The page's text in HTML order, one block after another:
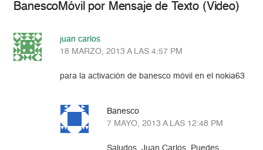
BanescoMóvil por Mensaje de Texto (Video)
juan carlos
18 MARZO, 2013 A LAS 4:57 PM
para la activación de banesco móvil en el nokia63
Banesco
7 MAYO, 2013 A LAS 12:48 PM
Saludos, Juan Carlos. Puedes